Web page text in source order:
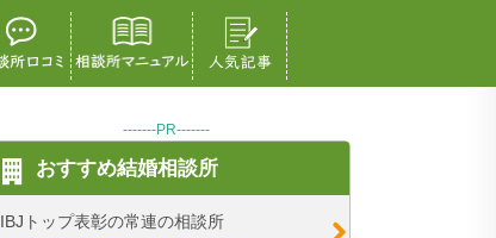
-------PR-------
おすすめ結婚相談所
IBJトップ表彰の常連の相談所